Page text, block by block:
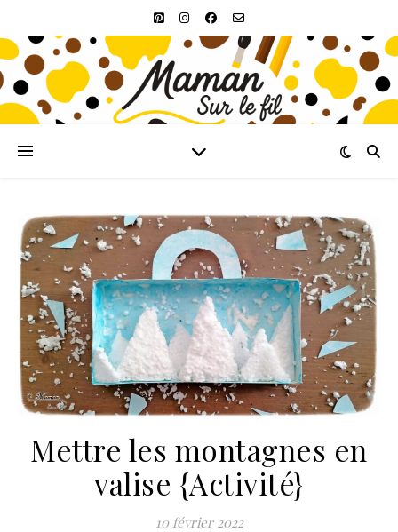
Mettre les montagnes en
valise {Activité}
10 février 2022